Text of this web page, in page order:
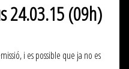
24.03.15 (09h)
i es possible que ja no es